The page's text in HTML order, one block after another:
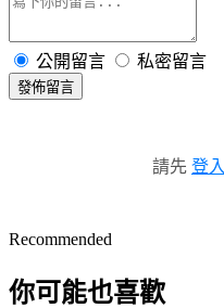
公開留言 私密留言
發佈留言
請先 登入
Recommended
你可能也喜歡